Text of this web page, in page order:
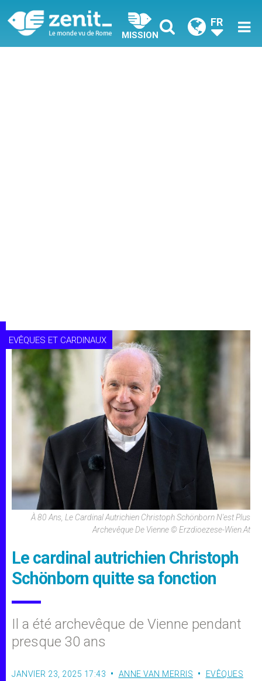
MISSION
FR
EVÊQUES ET CARDINAUX
À 80 Ans, Le Cardinal Autrichien Christoph Schönborn N'est Plus
Archevêque De Vienne © Erzdioezese-Wien.at
Le cardinal autrichien Christoph
Schönborn quitte sa fonction
Il a été archevêque de Vienne pendant
presque 30 ans
JANVIER 23, 2025 17:43 ANNE VAN MERRIS
EVÊQUES